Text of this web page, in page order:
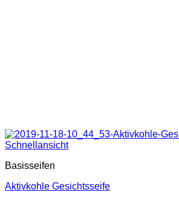
Schnellansicht
Basisseifen
Aktivkohle Gesichtsseife